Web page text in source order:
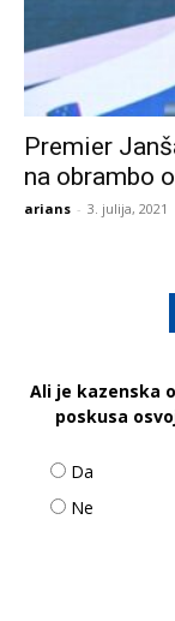
Premier
na obrambo
arians - 3. julija, 2021
Ali je kazenska
poskusa
Da
Ne